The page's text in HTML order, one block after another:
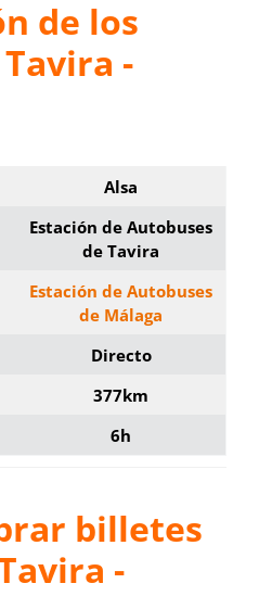
de los
-
Alsa
Estación de Autobuses
de Tavira
Estación de Autobuses
de Málaga
Directo
377km
6h
billetes
-